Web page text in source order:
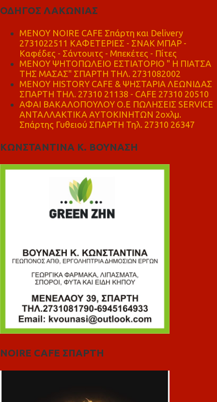
ΟΔΗΓΟΣ ΛΑΚΩΝΙΑΣ
MENOY NOIRE CAFE Σπάρτη και Delivery
2731022511 ΚΑΦΕΤΕΡΙΕΣ - ΣΝΑΚ ΜΠΑΡ -
Καφέδες - Σάντουιτς - Μπεκέτες - Πίτες
ΜΕΝΟΥ ΨΗΤΟΠΩΛΕΙΟ ΕΣΤΙΑΤΟΡΙΟ " Η ΠΙΑΤΣΑ
ΤΗΣ ΜΑΣΑΣ" ΣΠΑΡΤΗ ΤΗΛ. 2731082002
ΜΕΝΟΥ HISTORY CAFE & ΨΗΣΤΑΡΙΑ ΛΕΩΝΙΔΑΣ
ΣΠΑΡΤΗ ΤΗΛ. 27310 21138 - CAFE 27310 20510
ΑΦΑΙ ΒΑΚΑΛΟΠΟΥΛΟΥ Ο.Ε ΠΩΛΗΣΕΙΣ SERVICE
ΑΝΤΑΛΛΑΚΤΙΚΑ ΑΥΤΟΚΙΝΗΤΩΝ 2οχλμ.
Σπάρτης Γυθειού ΣΠΑΡΤΗ Τηλ. 27310 26347
ΚΩΝΣΤΑΝΤΙΝΑ Κ. ΒΟΥΝΑΣΗ
NOIRE CAFE ΣΠΑΡΤΗ